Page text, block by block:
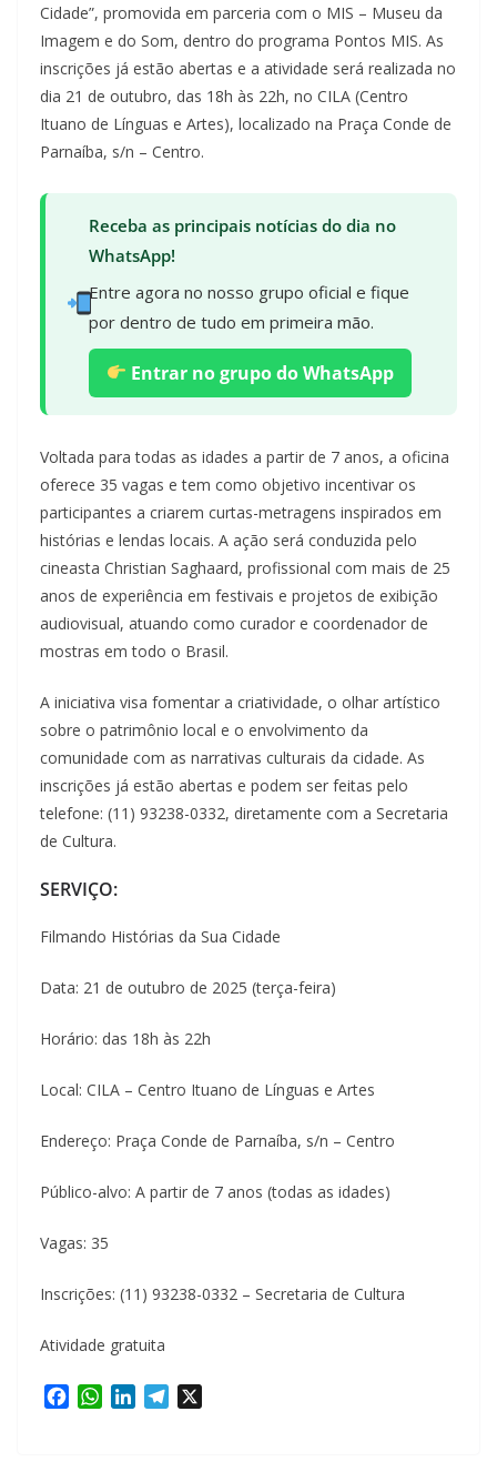
Cidade”, promovida em parceria com o MIS – Museu da
Imagem e do Som, dentro do programa Pontos MIS. As
inscrições já estão abertas e a atividade será realizada no
dia 21 de outubro, das 18h às 22h, no CILA (Centro
Ituano de Línguas e Artes), localizado na Praça Conde de
Parnaíba, s/n – Centro.
Receba as principais notícias do dia no
WhatsApp!
Entre agora no nosso grupo oficial e fique
por dentro de tudo em primeira mão.
Entrar no grupo do WhatsApp
Voltada para todas as idades a partir de 7 anos, a oficina
oferece 35 vagas e tem como objetivo incentivar os
participantes a criarem curtas-metragens inspirados em
histórias e lendas locais. A ação será conduzida pelo
cineasta Christian Saghaard, profissional com mais de 25
anos de experiência em festivais e projetos de exibição
audiovisual, atuando como curador e coordenador de
mostras em todo o Brasil.
A iniciativa visa fomentar a criatividade, o olhar artístico
sobre o patrimônio local e o envolvimento da
comunidade com as narrativas culturais da cidade. As
inscrições já estão abertas e podem ser feitas pelo
telefone: (11) 93238-0332, diretamente com a Secretaria
de Cultura.
SERVIÇO:
Filmando Histórias da Sua Cidade
Data: 21 de outubro de 2025 (terça-feira)
Horário: das 18h às 22h
Local: CILA – Centro Ituano de Línguas e Artes
Endereço: Praça Conde de Parnaíba, s/n – Centro
Público-alvo: A partir de 7 anos (todas as idades)
Vagas: 35
Inscrições: (11) 93238-0332 – Secretaria de Cultura
Atividade gratuita
W